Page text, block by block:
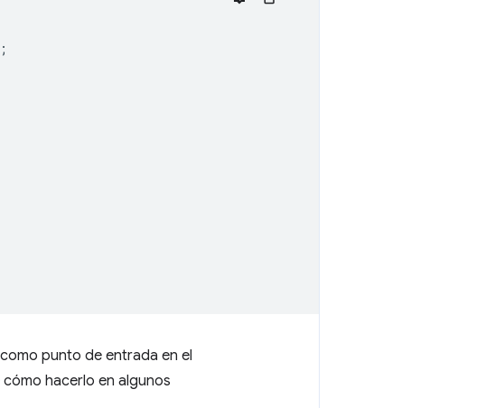
;
punto de entrada en el
hacerlo en algunos